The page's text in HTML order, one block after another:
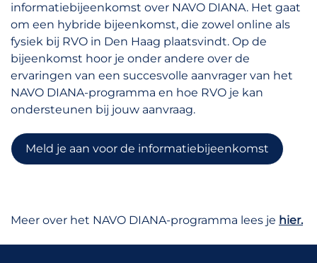
informatiebijeenkomst over NAVO DIANA. Het gaat
om een hybride bijeenkomst, die zowel online als
fysiek bij RVO in Den Haag plaatsvindt. Op de
bijeenkomst hoor je onder andere over de
ervaringen van een succesvolle aanvrager van het
NAVO DIANA-programma en hoe RVO je kan
ondersteunen bij jouw aanvraag.
Meld je aan voor de informatiebijeenkomst
Meer over het NAVO DIANA-programma lees je hier.